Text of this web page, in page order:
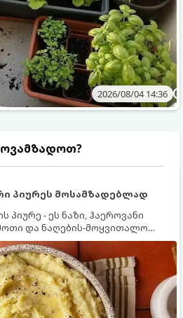
2026/08/04 14:36
პიურეს მოსამზადებლად
- ეს ნაზი, ჰაეროვანი
და ნაღების-მოყვითალო
მარტივია, მაგრამ
რომლებიც უნდა
გემრიელი გამოვიდეს.